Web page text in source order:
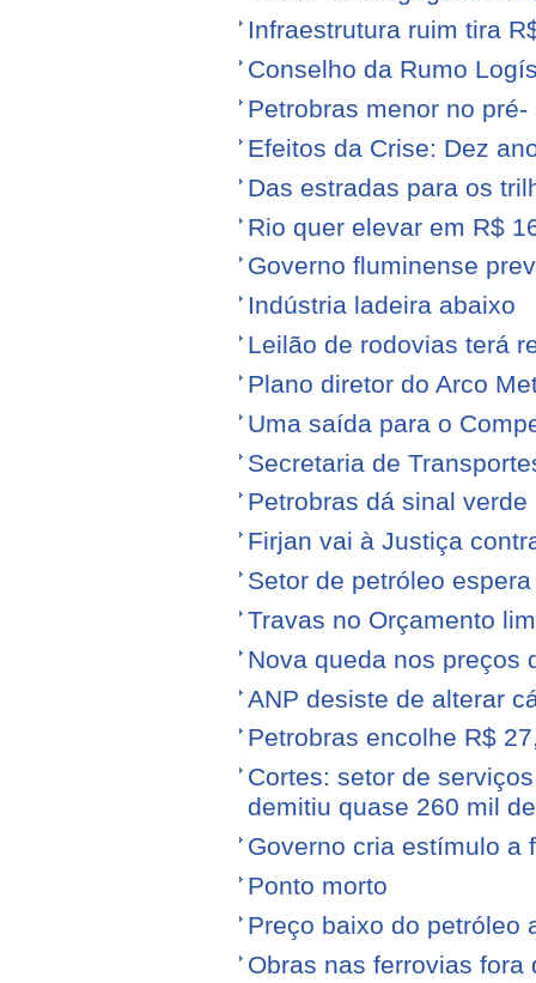
Infraestrutura ruim tira
Conselho da Rumo
Petrobras menor no pré-
Efeitos da Crise: Dez
Das estradas para os
Rio quer elevar em R$
Governo fluminense
Indústria ladeira abaixo
Leilão de rodovias terá
Plano diretor do Arco
Uma saída para o
Secretaria de
Petrobras dá sinal
Firjan vai à Justiça
Setor de petróleo
Travas no Orçamento
Nova queda nos preços
ANP desiste de alterar
Petrobras encolhe R$
Cortes: setor de
demitiu quase 260 mil
Governo cria estímulo a
Ponto morto
Preço baixo do petróleo
Obras nas ferrovias fora